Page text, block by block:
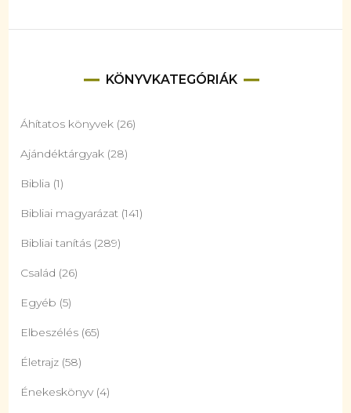
KÖNYVKATEGÓRIÁK
Áhítatos könyvek (26)
Ajándéktárgyak (28)
Biblia (1)
Bibliai magyarázat (141)
Bibliai tanítás (289)
Család (26)
Egyéb (5)
Elbeszélés (65)
Életrajz (58)
Énekeskönyv (4)